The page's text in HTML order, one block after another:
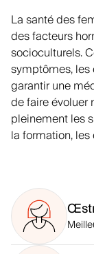
La santé des
des facteurs
socioculturels.
symptômes,
garantir une
de faire évoluer
pleinement les
la formation,